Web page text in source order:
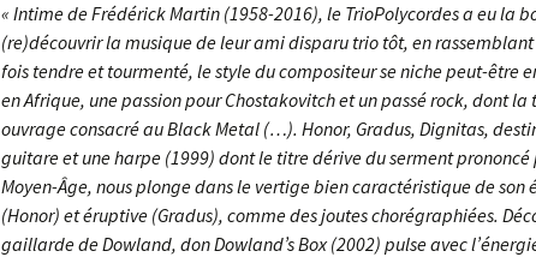
« Intime de Frédérick Martin (1958-2016), le TrioPolycordes a eu la
(re)découvrir la musique de leur ami disparu trio tôt, en rassemblant
fois tendre et tourmenté, le style du compositeur se niche peut-être
en Afrique, une passion pour Chostakovitch et un passé rock, dont la
ouvrage consacré au Black Metal (…). Honor, Gradus, Dignitas,
guitare et une harpe (1999) dont le titre dérive du serment prononcé
Moyen-Âge, nous plonge dans le vertige bien caractéristique de son
(Honor) et éruptive (Gradus), comme des joutes chorégraphiées.
gaillarde de Dowland, don Dowland’s Box (2002) pulse avec